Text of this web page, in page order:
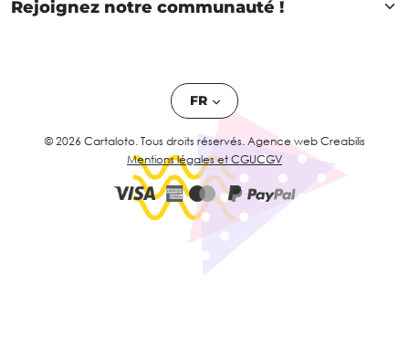
Rejoignez notre communauté !
FR
© 2026 Cartaloto. Tous droits réservés. Agence web Creabilis
Mentions légales et CGUCGV